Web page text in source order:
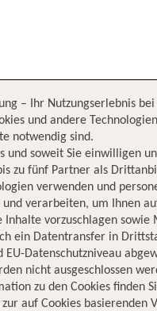
Großbritannien
– Ihr Nutzungserlebnis bei
und andere
notwendig sind.
und soweit Sie einwilligen
zu fünf Partner als
verwenden und
und verarbeiten, um Ihnen
Inhalte vorzuschlagen sowie
ein Datentransfer in
EU-Datenschutzniveau
nicht ausgeschlossen
zu den Cookies finden
auf Cookies basierenden